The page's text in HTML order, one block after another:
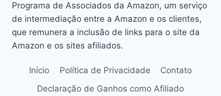
ESCOLA
DESIGNER
DE
UNHAS,
FUNCIONA
HOTMART
CONFIÁVEL?
Programa de Associados da Amazon, um serviço
de intermediação entre a Amazon e os clientes,
que remunera a inclusão de links para o site da
Amazon e os sites afiliados.
Início Política de Privacidade
Contato
Declaração de Ganhos como Afiliado